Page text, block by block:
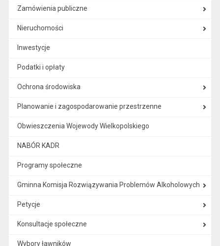
Zamówienia publiczne
Nieruchomości
Inwestycje
Podatki i opłaty
Ochrona środowiska
Planowanie i zagospodarowanie przestrzenne
Obwieszczenia Wojewody Wielkopolskiego
NABÓR KADR
Programy społeczne
Gminna Komisja Rozwiązywania Problemów Alkoholowych
Petycje
Konsultacje społeczne
Wybory ławników